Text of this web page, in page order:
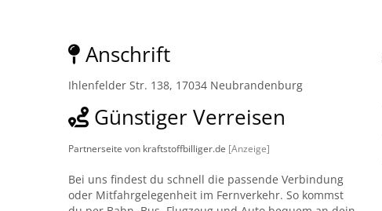
Anschrift
Ihlenfelder Str. 138, 17034 Neubrandenburg
Günstiger Verreisen
Partnerseite von kraftstoffbilliger.de [Anzeige]
Bei uns findest du schnell die passende Verbindung
oder Mitfahrgelegenheit im Fernverkehr. So kommst